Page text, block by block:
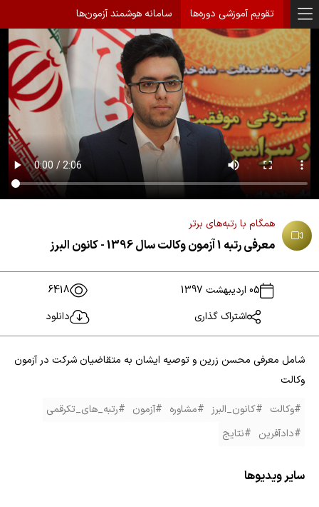
تقویم آموزشی دوره‌ها سامانه هوشمند آزمون‌ها
معرفی رتبه 1 آزمون وکالت سال 1396 - کانون البرز
همگام با رتبه‌های برتر
05 اردیبهشت 1397
6418
اشتراک گذاری
دانلود
شامل معرفی محسن زرین و توصیه ایشان به متقاضیان شرکت در آزمون
وکالت
#وکالت #کانون_البرز #مشاوره #آزمون #رتبه_های_تکرقمی
#دادآفرین #نتایج
سایر ویدیوها